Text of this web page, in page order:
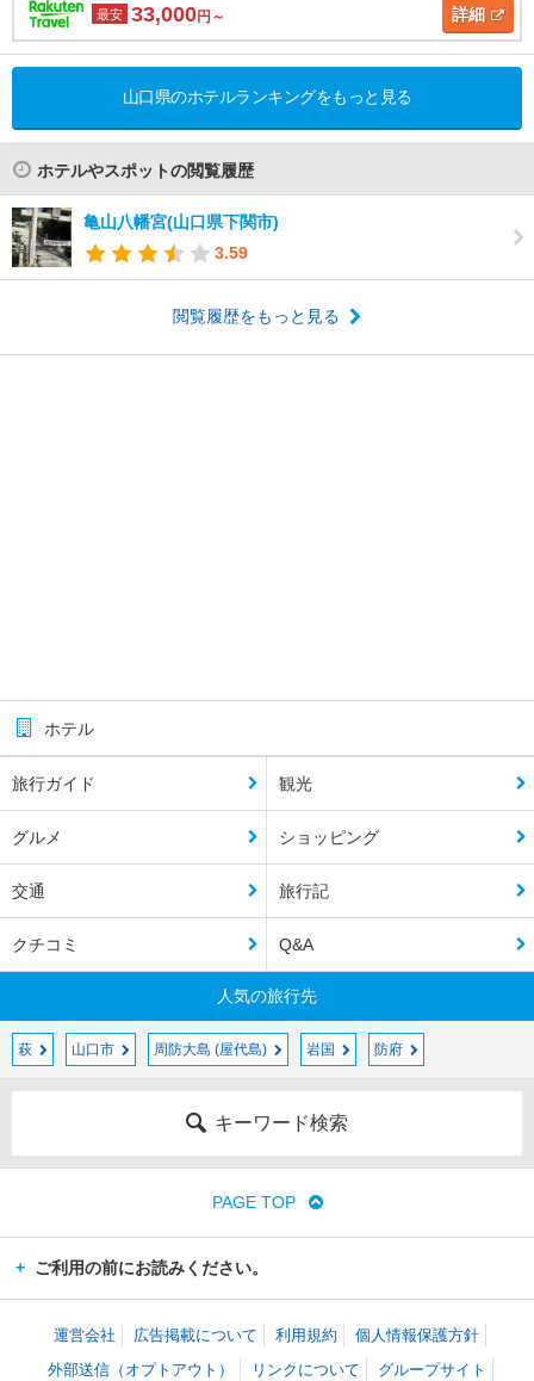
最安 33,000円～ 詳細
山口県のホテルランキングをもっと見る
ホテルやスポットの閲覧履歴
亀山八幡宮(山口県下関市)
3.59
閲覧履歴をもっと見る
ホテル
旅行ガイド 観光
グルメ ショッピング
交通 旅行記
クチコミ Q&A
人気の旅行先
萩 山口市 周防大島 (屋代島) 岩国 防府
キーワード検索
PAGE TOP
ご利用の前にお読みください。
運営会社 広告掲載について 利用規約
個人情報保護方針
外部送信（オプトアウト）
リンクについて グループサイト